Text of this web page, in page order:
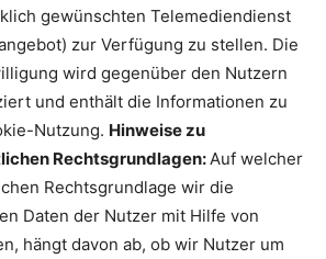
gewünschten Telemediendienst
zur Verfügung zu stellen. Die
wird gegenüber den Nutzern
und enthält die Informationen zu
Nutzung. Hinweise zu
Rechtsgrundlagen:Auf welcher
Rechtsgrundlage wir die
Daten der Nutzer mit Hilfe von
hängt davon ab, ob wir Nutzer um